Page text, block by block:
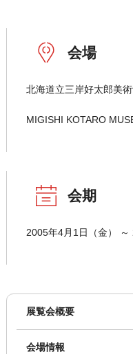
会場
北海道立三岸好太郎美
MIGISHI KOTARO
会期
2005年4月1日（金） ～
展覧会概要
会場情報